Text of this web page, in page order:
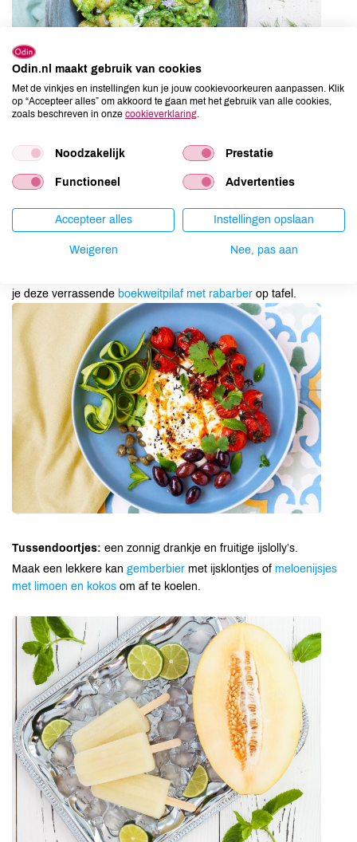
Mezze, tapas, sushi en een pan vol pilaf:allemaal lekker om te
delen. Zet schalen hapjes en spreads op tafel en wat kannen
water (met appel en rozemarijn of komkommer en munt bijv.).
geblakerde prei of bosui
met een crunchy topping, of een frisse
je deze verrassende boekweitpilaf met rabarber op tafel.
Tussendoortjes: een zonnig drankje en fruitige ijslolly’s.
Maak een lekkere kan gemberbier met ijsklontjes of meloenijsjes
met limoen en kokos om af te koelen.
Odin.nl maakt gebruik van cookies
Met de vinkjes en instellingen kun je jouw cookievoorkeuren aanpassen. Klik
op “Accepteer alles” om akkoord te gaan met het gebruik van alle cookies,
zoals beschreven in onze cookieverklaring.
Noodzakelijk Prestatie
Functioneel Advertenties
Accepteer alles Instellingen opslaan
Weigeren Nee, pas aan